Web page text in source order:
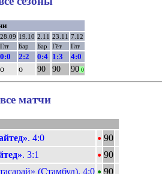
28.09 19.10 2.11 23.11 7.12
Глт Бар Бар Гёт Глт
0:0 2:2 0:4 1:3 4:0
о о 90 90 900
матчи
. 4:0 • 90
. 3:1 • 90
(Стамбул). 4:0 90